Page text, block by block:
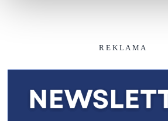
R E K L A M A